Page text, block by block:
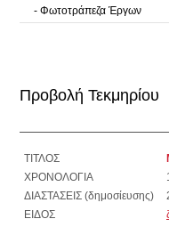
- Φωτοτράπεζα Έργων
Προβολή Τεκμηρίου
ΤΙΤΛΟΣ
ΧΡΟΝΟΛΟΓΙΑ
ΔΙΑΣΤΑΣΕΙΣ (δημοσίευσης)
ΕΙΔΟΣ